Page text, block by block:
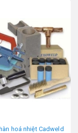
hoá nhiệt Cadweld